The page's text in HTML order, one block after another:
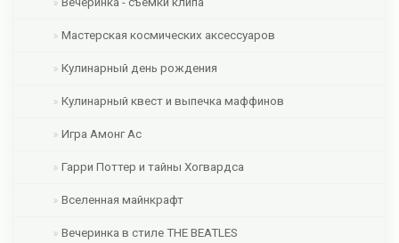
Мастерская космических аксессуаров
Кулинарный день рождения
Кулинарный квест и выпечка маффинов
Игра Амонг Ас
Гарри Поттер и тайны Хогвардса
Вселенная майнкрафт
Вечеринка в стиле THE BEATLES